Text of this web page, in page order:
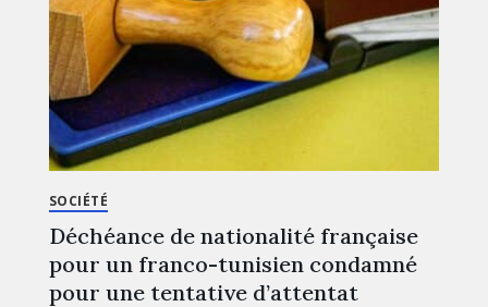
SOCIÉTÉ
Déchéance de nationalité française
pour un franco-tunisien condamné
pour une tentative d’attentat